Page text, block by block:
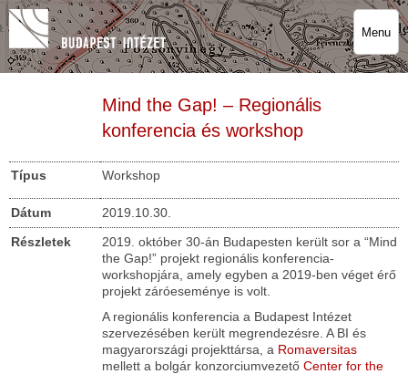
Menu
Mind the Gap! – Regionális
konferencia és workshop
Típus Workshop
Dátum
2019.10.30.
Részletek
2019. október 30-án Budapesten került sor a “Mind
the Gap!” projekt regionális konferencia-
workshopjára, amely egyben a 2019-ben véget érő
projekt záróeseménye is volt.
A regionális konferencia a Budapest Intézet
szervezésében került megrendezésre. A BI és
magyarországi projekttársa, a Romaversitas
mellett a bolgár konzorciumvezető Center for the